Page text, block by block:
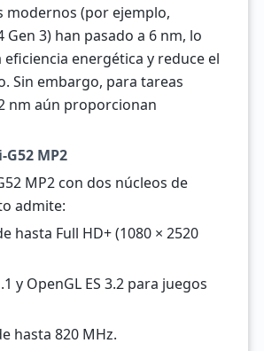
modernos (por ejemplo,
Gen 3) han pasado a 6 nm, lo
energética y reduce el
Sin embargo, para tareas
nm aún proporcionan
MP2
MP2 con dos núcleos de
admite:
hasta Full HD+ (1080 × 2520
y OpenGL ES 3.2 para juegos
hasta 820 MHz.